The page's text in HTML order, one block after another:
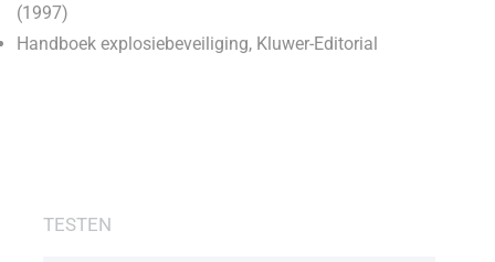
(1997)
Handboek explosiebeveiliging, Kluwer-Editorial
TESTEN